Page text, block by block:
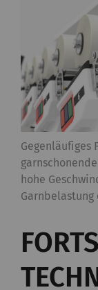
Gegenläufiges
hohe